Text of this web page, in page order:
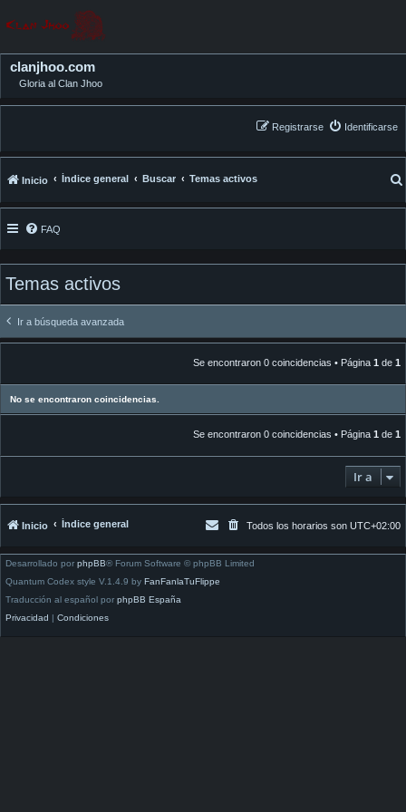
clanjhoo.com
Gloria al Clan Jhoo
Identificarse
Registrarse
Inicio Índice general Buscar Temas activos
FAQ
Temas activos
Ir a búsqueda avanzada
Se encontraron 0 coincidencias • Página 1 de 1
No se encontraron coincidencias.
Se encontraron 0 coincidencias • Página 1 de 1
Ir a
Inicio Índice general Todos los horarios son UTC+02:00
Desarrollado por phpBB® Forum Software © phpBB Limited
Quantum Codex style V.1.4.9 by FanFanlaTuFlippe
Traducción al español por phpBB España
Privacidad
Condiciones